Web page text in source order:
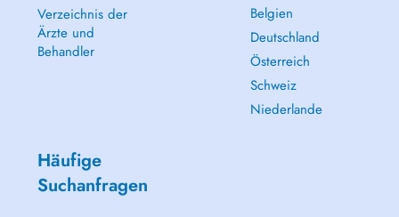
Verzeichnis der
Ärzte und
Behandler
Belgien
Deutschland
Österreich
Schweiz
Niederlande
Häufige
Suchanfragen